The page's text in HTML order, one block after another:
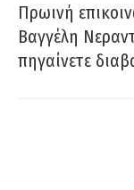
Πρωινή
Βαγγέλη
πηγαίνετε